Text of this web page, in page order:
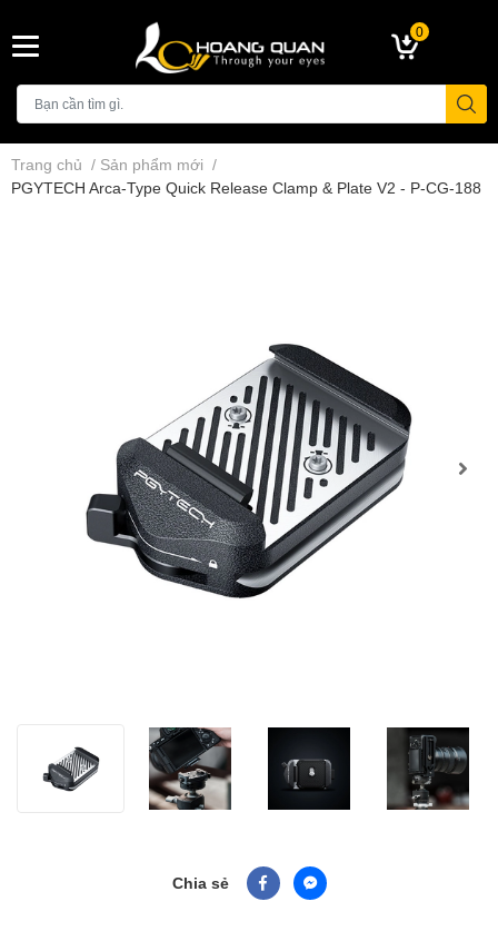
0
Trang chủ / Sản phẩm mới /
PGYTECH Arca-Type Quick Release Clamp & Plate V2 - P-CG-188
Chia sẻ